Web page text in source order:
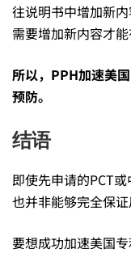
往说明书中增加新
需要增加新内容才能
所以，PPH加速美
预防。
结语
即使先申请的PCT
也并非能够完全保
要想成功加速美国